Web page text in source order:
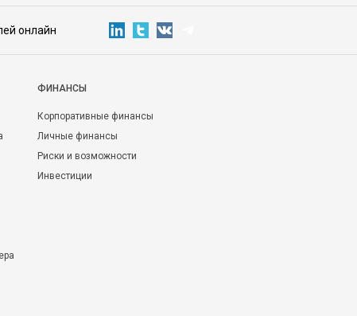
онлайн
ФИНАНСЫ
Корпоративные финансы
Личные финансы
Риски и возможности
Инвестиции